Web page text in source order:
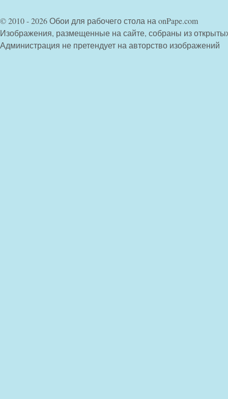
© 2010 - 2026 Обои для рабочего стола на onPape.com
Изображения, размещенные на сайте, собраны из
Администрация не претендует на авторство изображений